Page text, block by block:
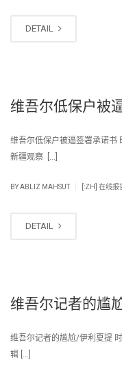
DETAIL
维吾尔低保户被
维吾尔低保户被逼签署承诺
新疆观察 […]
BYABLIZ MAHSUT [:ZH] 在线报
DETAIL
维吾尔记者的尴
维吾尔记者的尴尬/伊利夏
辑 […]